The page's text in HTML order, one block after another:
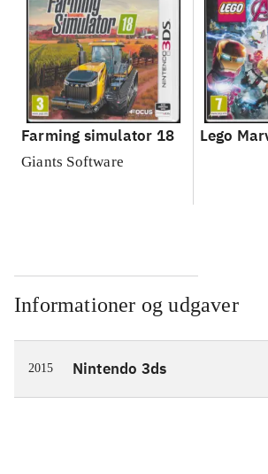
Farming simulator 18
Giants Software
Lego
Informationer og udgaver
2015 Nintendo 3ds